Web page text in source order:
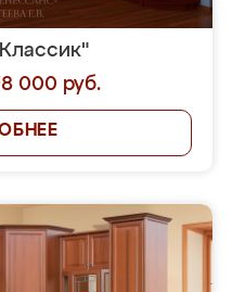
000 руб.